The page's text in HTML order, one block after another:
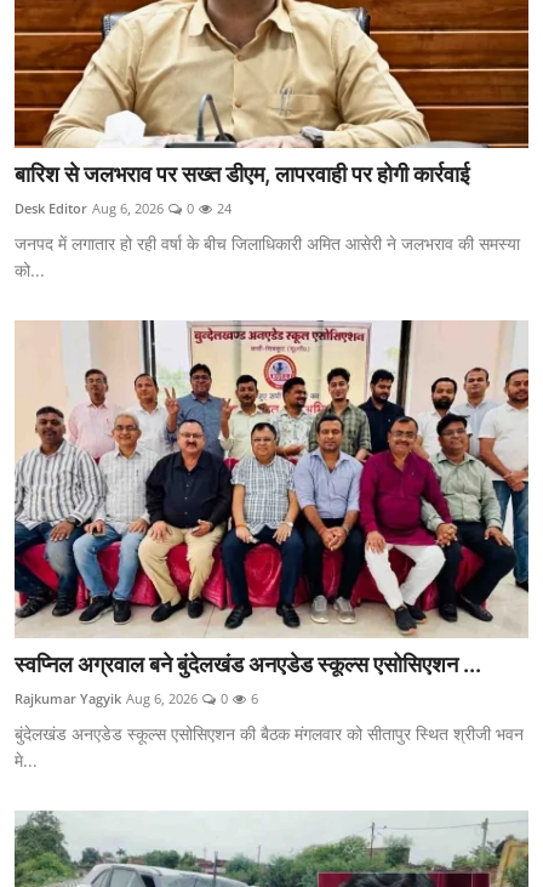
बारिश से जलभराव पर सख्त डीएम, लापरवाही पर होगी कार्रवाई
Desk Editor Aug 6, 2026 0 24
जनपद में लगातार हो रही वर्षा के बीच जिलाधिकारी अमित आसेरी ने जलभराव की समस्या
को...
स्वप्निल अग्रवाल बने बुंदेलखंड अनएडेड स्कूल्स एसोसिएशन ...
Rajkumar Yagyik Aug 6, 2026 0 6
बुंदेलखंड अनएडेड स्कूल्स एसोसिएशन की बैठक मंगलवार को सीतापुर स्थित श्रीजी भवन
मे...